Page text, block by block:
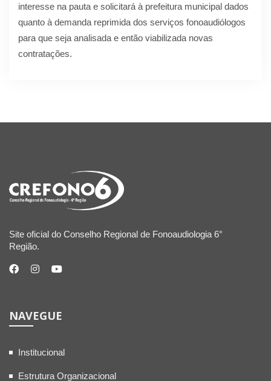
interesse na pauta e solicitará à prefeitura municipal dados
quanto à demanda reprimida dos serviços fonoaudiólogos
para que seja analisada e então viabilizada novas
contratações.
Site oficial do Conselho Regional de Fonoaudiologia 6°
Região.
NAVEGUE
Institucional
Estrutura Organizacional